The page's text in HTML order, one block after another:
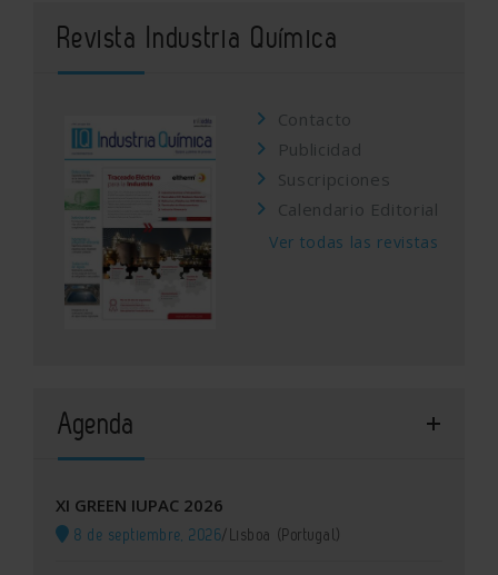
Revista Industria Química
Contacto
Publicidad
Suscripciones
Calendario Editorial
Ver todas las revistas
Agenda
XI GREEN IUPAC 2026
8 de septiembre, 2026/Lisboa (Portugal)